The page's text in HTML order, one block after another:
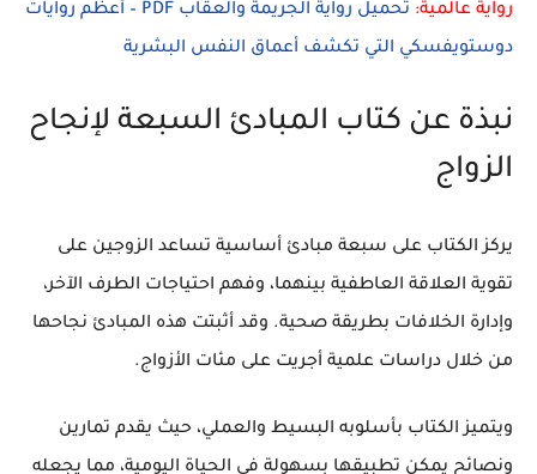
رواية عالمية:
تحميل رواية الجريمة والعقاب PDF – أعظم روايات
دوستويفسكي التي تكشف أعماق النفس البشرية
نبذة عن كتاب المبادئ السبعة لإنجاح
الزواج
يركز الكتاب على سبعة مبادئ أساسية تساعد الزوجين على
تقوية العلاقة العاطفية بينهما، وفهم احتياجات الطرف الآخر،
وإدارة الخلافات بطريقة صحية. وقد أثبتت هذه المبادئ نجاحها
من خلال دراسات علمية أجريت على مئات الأزواج.
ويتميز الكتاب بأسلوبه البسيط والعملي، حيث يقدم تمارين
ونصائح يمكن تطبيقها بسهولة في الحياة اليومية، مما يجعله